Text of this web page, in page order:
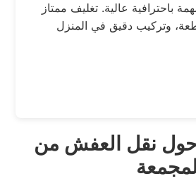
باحترافية عالية. تغليف ممتاز
وتركيب دقيق في المنزل
حول نقل العفش من